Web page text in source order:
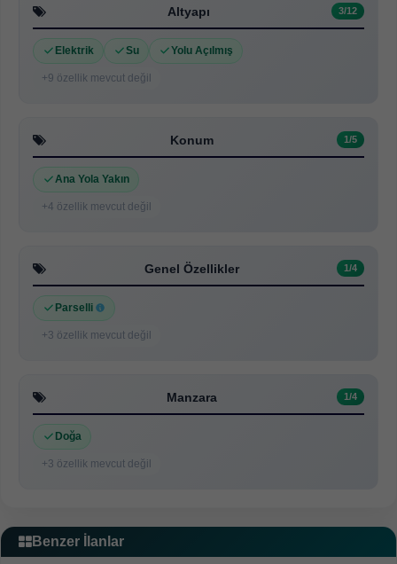
Altyapı 3/12
Elektrik Su Yolu Açılmış
+9 özellik mevcut değil
Konum 1/5
Ana Yola Yakın
+4 özellik mevcut değil
Genel Özellikler 1/4
Parselli
+3 özellik mevcut değil
Manzara 1/4
Doğa
+3 özellik mevcut değil
Benzer İlanlar